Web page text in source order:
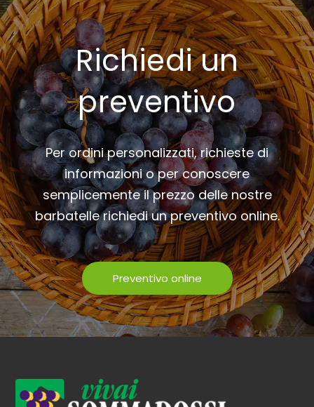
Richiedi un
preventivo
Per ordini personalizzati, richieste di
informazioni o per conoscere
semplicemente il prezzo delle nostre
barbatelle richiedi un preventivo online.
Preventivo online